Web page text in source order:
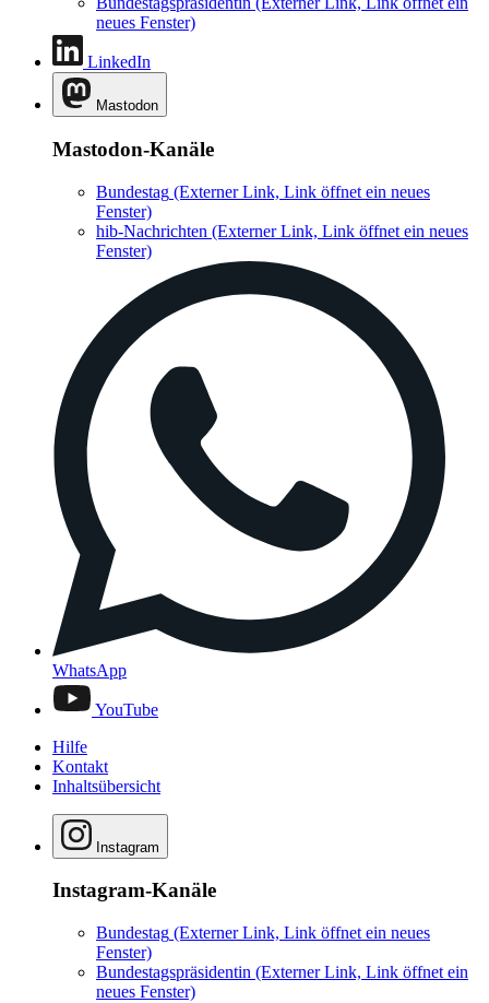
neues Fenster)
LinkedIn
Mastodon
Mastodon-Kanäle
Bundestag (Externer Link, Link öffnet ein neues
Fenster)
hib-Nachrichten (Externer Link, Link öffnet ein neues
Fenster)
WhatsApp
YouTube
Hilfe
Kontakt
Inhaltsübersicht
Instagram
Instagram-Kanäle
Bundestag (Externer Link, Link öffnet ein neues
Fenster)
Bundestagspräsidentin (Externer Link, Link öffnet ein
neues Fenster)